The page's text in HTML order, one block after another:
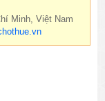
Minh, Việt Nam